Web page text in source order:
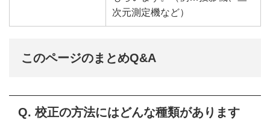
次元測定機など）
このページのまとめQ&A
Q. 校正の方法にはどんな種類があります